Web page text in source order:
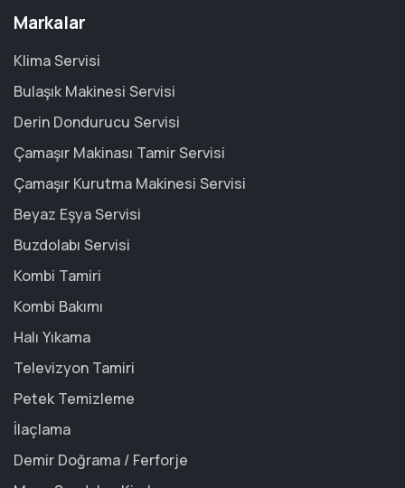
Markalar
Klima Servisi
Bulaşık Makinesi Servisi
Derin Dondurucu Servisi
Çamaşır Makinası Tamir Servisi
Çamaşır Kurutma Makinesi Servisi
Beyaz Eşya Servisi
Buzdolabı Servisi
Kombi Tamiri
Kombi Bakımı
Halı Yıkama
Televizyon Tamiri
Petek Temizleme
İlaçlama
Demir Doğrama / Ferforje